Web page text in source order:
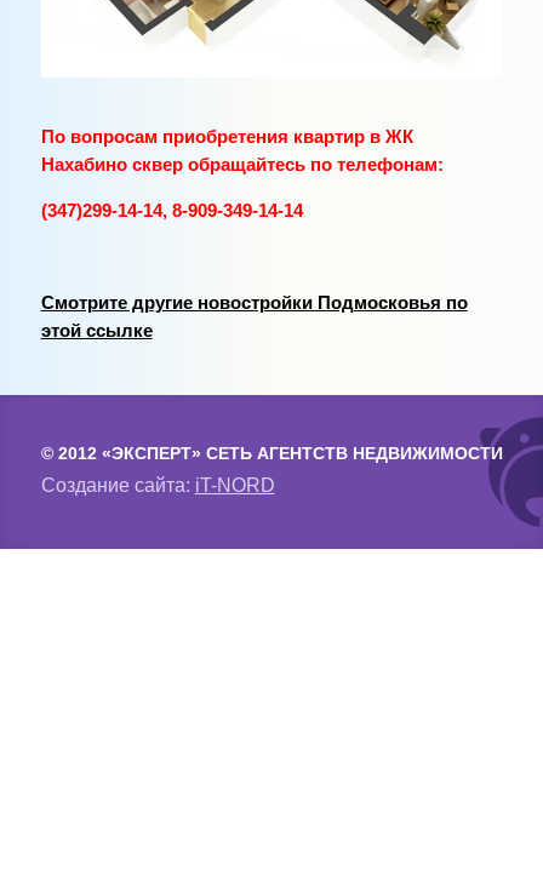
По вопросам приобретения квартир в ЖК
Нахабино сквер обращайтесь по телефонам:
(347)299-14-14, 8-909-349-14-14
Смотрите другие новостройки Подмосковья по
этой ссылке
© 2012 «ЭКСПЕРТ» СЕТЬ АГЕНТСТВ НЕДВИЖИМОСТИ
Создание сайта: iT-NORD